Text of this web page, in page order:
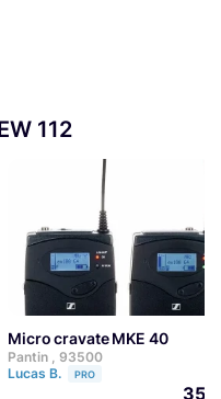
112
Micro cravate MKE 40
Pantin , 93500
Lucas B.
PRO
35 €